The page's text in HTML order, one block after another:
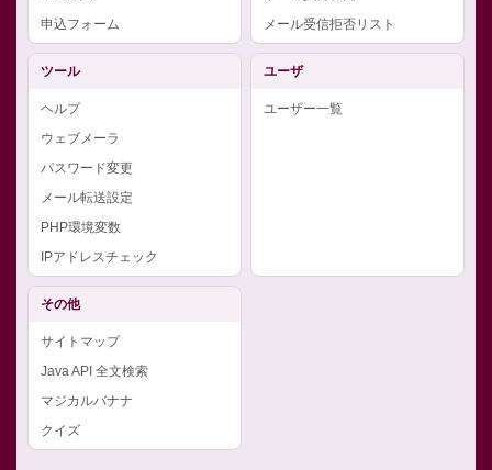
申込フォーム メール受信拒否リスト
ツール
ヘルプ
ウェブメーラ
パスワード変更
メール転送設定
PHP環境変数
IPアドレスチェック
ユーザ
ユーザー一覧
その他
サイトマップ
Java API 全文検索
マジカルバナナ
クイズ